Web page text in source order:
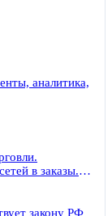
аналитика,
в заказы.
доводить
и
закону РФ